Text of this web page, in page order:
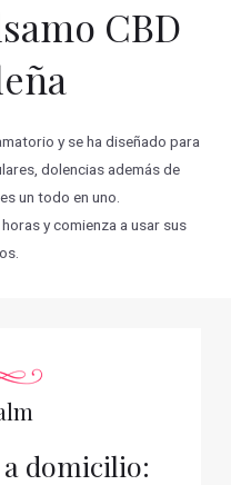
CBD
y se ha diseñado para
dolencias además de
un todo en uno.
y comienza a usar sus
a domicilio: